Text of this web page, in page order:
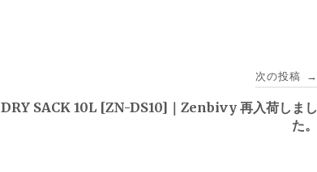
次の投稿 →
DRY SACK 10L [ZN-DS10]｜Zenbivy 再入荷しまし
た。